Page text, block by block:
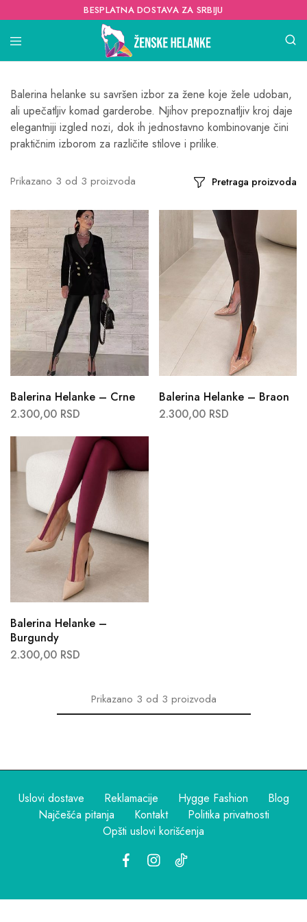
BESPLATNA DOSTAVA ZA SRBIJU
Balerina helanke su savršen izbor za žene koje žele udoban,
ali upečatljiv komad garderobe. Njihov prepoznatljiv kroj daje
elegantniji izgled nozi, dok ih jednostavno kombinovanje čini
praktičnim izborom za različite stilove i prilike.
Prikazano 3 od 3 proizvoda Pretraga proizvoda
Balerina Helanke – Crne
2.300,00 RSD
Balerina Helanke – Braon
2.300,00 RSD
Balerina Helanke –
Burgundy
2.300,00 RSD
Prikazano 3 od 3 proizvoda
Uslovi dostave Reklamacije Hygge Fashion
Blog
Najčešća pitanja
Kontakt
Politika privatnosti
Opšti uslovi korišćenja